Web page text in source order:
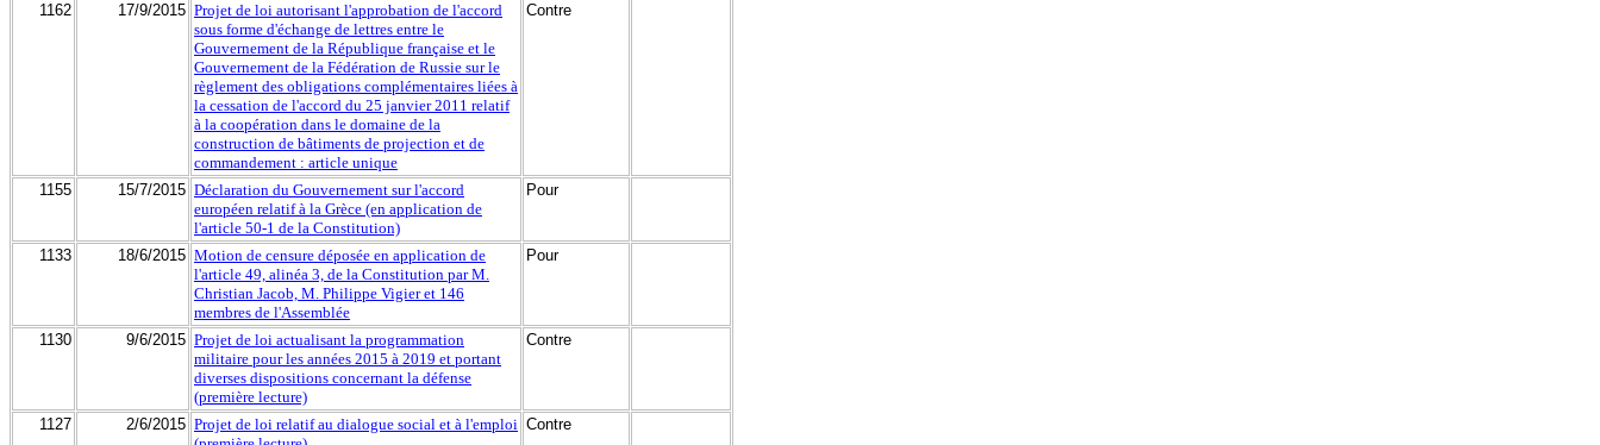
1162 17/9/2015 Projet de loi autorisant l'approbation de l'accord
sous forme d'échange de lettres entre le
Gouvernement de la République française et le
Gouvernement de la Fédération de Russie sur le
règlement des obligations complémentaires liées à
la cessation de l'accord du 25 janvier 2011 relatif
à la coopération dans le domaine de la
construction de bâtiments de projection et de
commandement : article unique
Contre
1155 15/7/2015 Déclaration du Gouvernement sur l'accord
européen relatif à la Grèce (en application de
l'article 50-1 de la Constitution)
Pour
1133 18/6/2015 Motion de censure déposée en application de
l'article 49, alinéa 3, de la Constitution par M.
Christian Jacob, M. Philippe Vigier et 146
membres de l'Assemblée
Pour
1130 9/6/2015 Projet de loi actualisant la programmation
militaire pour les années 2015 à 2019 et portant
diverses dispositions concernant la défense
(première lecture)
Contre
1127 2/6/2015 Projet de loi relatif au dialogue social et à l'emploi Contre